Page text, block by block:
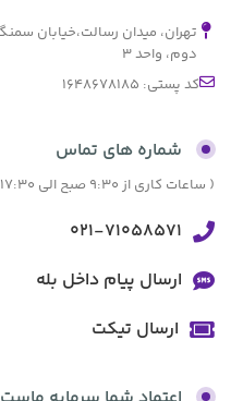
دوم، واحد ۳
کد پستی: 1648678185
شماره های تماس
( ساعات کاری از 9:30 صبح الی 17:30 و پنجشنبه از 10 الی 15)
021-71058571
ارسال پیام داخل بله
ارسال تیکت